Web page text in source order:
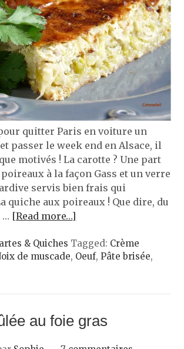
quitter Paris en voiture un
passer le week end en Alsace, il
motivés ! La carotte ? Une part
à la façon Gass et un verre
servis bien frais qui
quiche aux poireaux ! Que dire, du
… [Read more…]
& Quiches Tagged: Crème
de muscade, Oeuf,Pâte brisée,
au foie gras